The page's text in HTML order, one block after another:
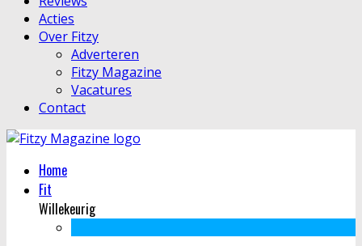
Acties
Over Fitzy
Adverteren
Fitzy Magazine
Vacatures
Contact
Home
Fit
Willekeurig